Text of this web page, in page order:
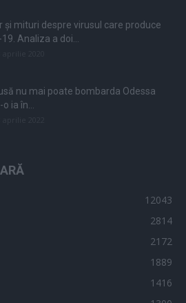
și mituri despre virusul care produce
Analiza a doi...
nu mai poate bombarda Odessa
ia în...
12043
2814
2172
1889
1416